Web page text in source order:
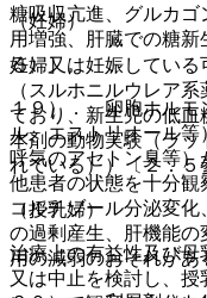
（妊婦）
妊婦又は妊娠している
（スルホニルウレア
ており、新生児の低血
本剤の動物実験（ラッ
れている））〔２．５
（授乳婦）
治療上の有益性及び
又は中止を検討し、
糖吸収亢進、グルカ
用増強、肝臓での糖
る）］。
１９）． 卵胞ホルモ
ル、エストリオール等
呼気のアセトン臭等
他患者の状態を十分観
コルチゾール分泌変
の過剰産生、肝機能
用の減弱のおそれがあ